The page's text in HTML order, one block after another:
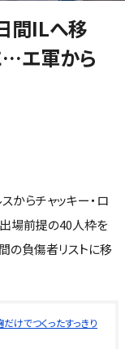
間ILへ移
エ軍から
からチャッキー・ロ
場前提の40人枠を
の負傷者リストに移
けでつくったすっきり